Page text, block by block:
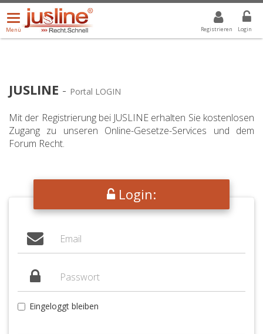
Registrieren Login
Menü
öffnen/schließen
Menü
ALLE DROPDOWN: GEWÄHLTER WERT IST ALLE
JUSLINE - Portal LOGIN
Mit der Registrierung bei JUSLINE erhalten Sie kostenlosen
Zugang zu unseren Online-Gesetze-Services und dem
Forum Recht.
Login:
Eingeloggt bleiben